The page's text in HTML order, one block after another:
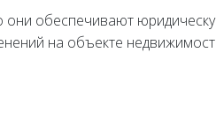
обеспечивают
на объекте